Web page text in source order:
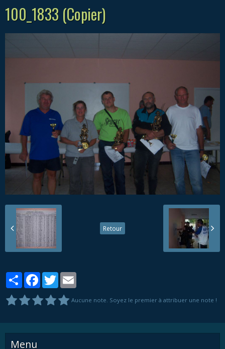
100_1833 (Copier)
Retour
PartagerFacebook
Twitter
Aucune note. Soyez le premier à attribuer une note !
Menu